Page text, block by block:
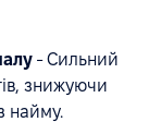
- Сильний
знижуючи
найму.